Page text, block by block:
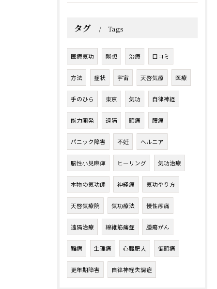
タグ Tags
医療気功 瞑想 治療 口コミ
方法 症状 宇宙 天啓気療 医療
手のひら 東京 気功 自律神経
能力開発 遠隔 頭痛 腰痛
パニック障害 不妊 ヘルニア
脳性小児麻痺 ヒーリング 気功治療
本物の気功師 神経痛 気功やり方
天啓気療院 気功療法 慢性疼痛
遠隔治療 線維筋痛症 腫瘍がん
難病 生理痛 心臓肥大 偏頭痛
更年期障害 自律神経失調症